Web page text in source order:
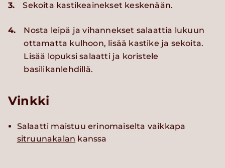
3. Sekoita kastikeainekset keskenään.
4.
Nosta leipä ja vihannekset salaattia lukuun
ottamatta kulhoon, lisää kastike ja sekoita.
Lisää lopuksi salaatti ja koristele
basilikanlehdillä.
Vinkki
Salaatti maistuu erinomaiselta vaikkapa
sitruunakalan kanssa